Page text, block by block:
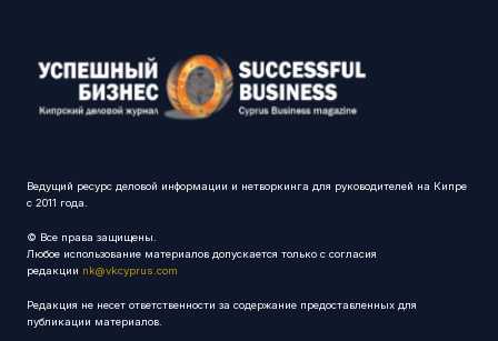
Ведущий ресурс деловой информации и нетворкинга для руководителей на Кипре
с 2011 года.
© Все права защищены.
Любое использование материалов допускается только с согласия
редакции nk@vkcyprus.com
Редакция не несет ответственности за содержание предоставленных для
публикации материалов.